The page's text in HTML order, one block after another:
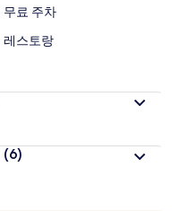
무료 주차
레스토랑
(6)